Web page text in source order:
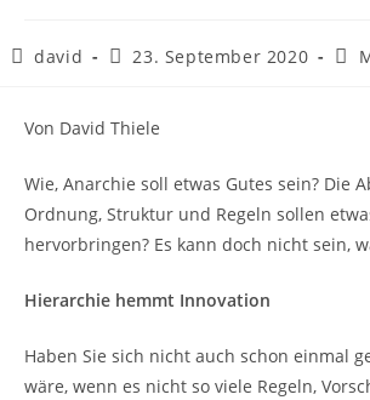
david 23. September 2020
Von David Thiele
Wie, Anarchie soll etwas Gutes sein? Die
Ordnung, Struktur und Regeln sollen
hervorbringen? Es kann doch nicht sein,
Hierarchie hemmt Innovation
Haben Sie sich nicht auch schon einmal
wäre, wenn es nicht so viele Regeln,